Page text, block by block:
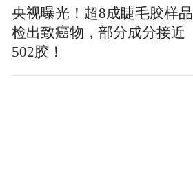
央视曝光！超8成睫毛胶样品
检出致癌物，部分成分接近
502胶！